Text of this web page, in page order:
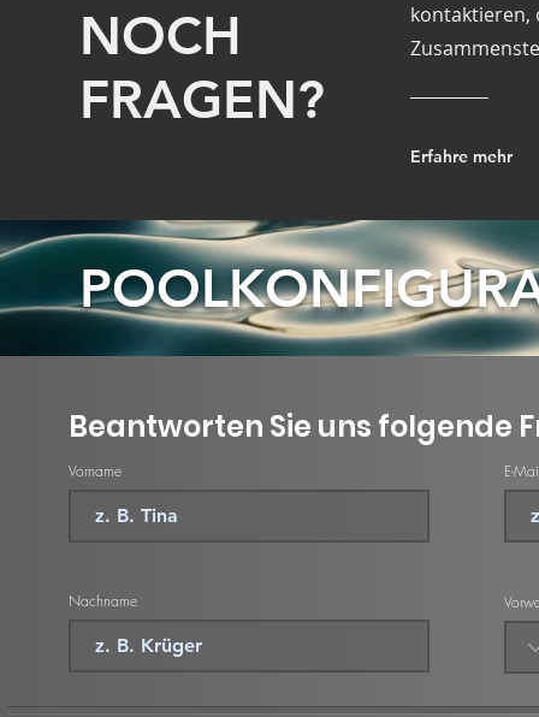
NOCH
FRAGEN?
kontaktieren,
Erfahre mehr
Beantworten Sie uns folgende
Vorname
Nachname
E-